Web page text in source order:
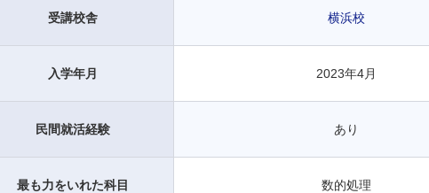
受講校舎 横浜校
入学年月 2023年4月
民間就活経験 あり
最も力をいれた科目 数的処理